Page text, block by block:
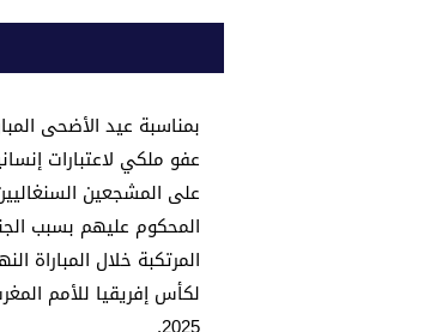
بمناسبة عيد الأضحى
عفو ملكي لاعتبارات
على المشجعين
المحكوم عليهم بسبب
المرتكبة خلال المباراة
لكأس إفريقيا للأمم